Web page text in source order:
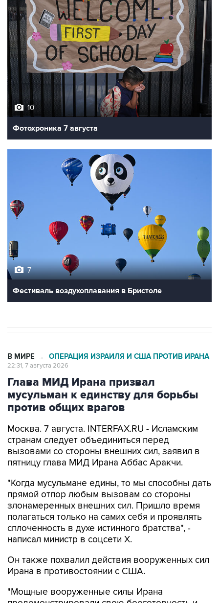
10
Фотохроника 7 августа
Фестиваль воздухоплавания в Бристоле
Глава МИД Ирана призвал
мусульман к единству для борьбы
против общих врагов
Москва. 7 августа. INTERFAX.RU - Исламским
вызовами со стороны внешних сил, заявил в
пятницу глава МИД Ирана Аббас Аракчи.
"Когда мусульмане едины, то мы способны дать
злонамеренных внешних сил. Пришло время
полагаться только на самих себя и проявлять
сплоченность в духе истинного братства", -
написал министр в соцсети Х.
Он также похвалил действия вооруженных сил
"Мощные вооруженные силы Ирана
силу в противостоянии с самой дорогостоящей